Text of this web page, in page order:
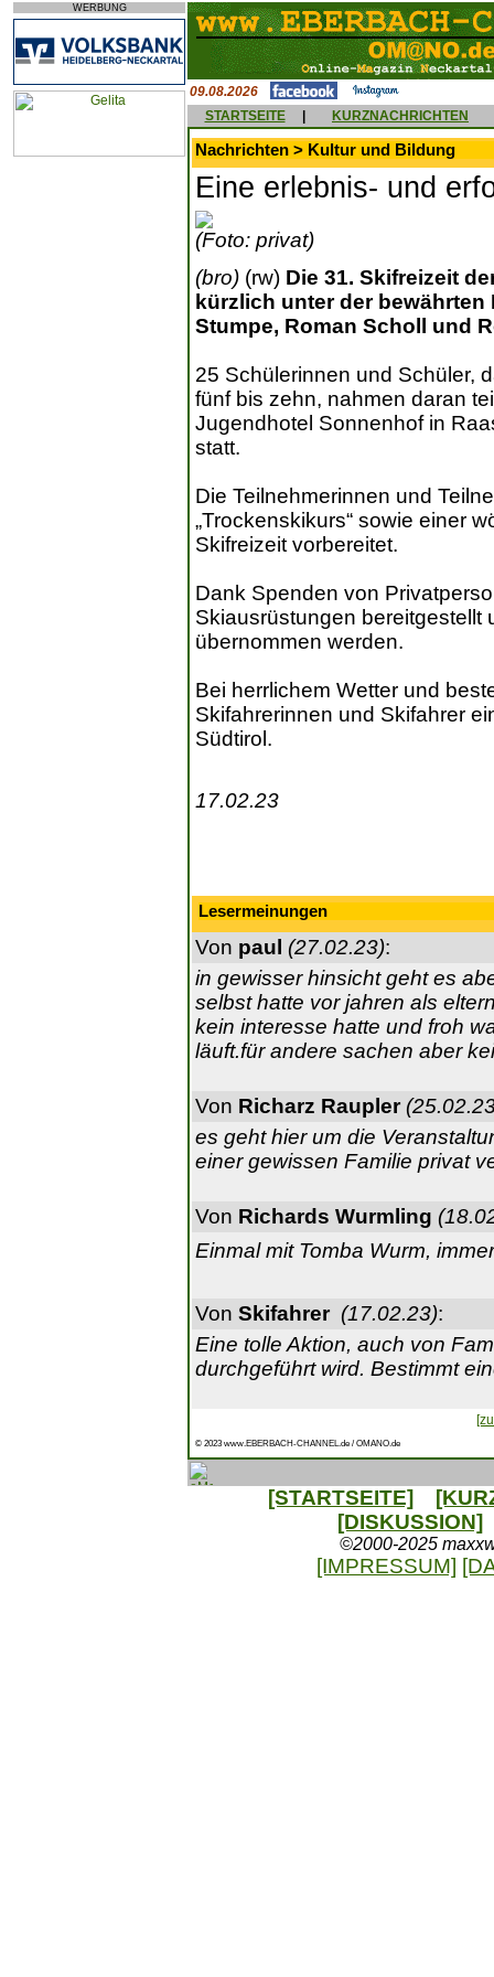
WERBUNG
09.08.2026
STARTSEITE
KURZNACHRICHTEN
Nachrichten > Kultur und Bildung
Eine erlebnis- und
(Foto: privat)
(bro) (rw) Die 31. Skifreizeit
kürzlich unter der
Stumpe, Roman Scholl und
25 Schülerinnen und Schüler,
fünf bis zehn, nahmen daran
Jugendhotel Sonnenhof in
statt.
Die Teilnehmerinnen und
„Trockenskikurs“ sowie einer
Skifreizeit vorbereitet.
Dank Spenden von
Skiausrüstungen bereitgestellt
übernommen werden.
Bei herrlichem Wetter und
Skifahrerinnen und Skifahrer
Südtirol.
17.02.23
Lesermeinungen
Von paul (27.02.23):
in gewisser hinsicht geht es
selbst hatte vor jahren als
kein interesse hatte und froh
läuft.für andere sachen aber
Von Richarz Raupler
es geht hier um die
einer gewissen Familie privat
Von Richards Wurmling
Einmal mit Tomba Wurm,
Von Skifahrer (17.02.23):
Eine tolle Aktion, auch von
durchgeführt wird. Bestimmt
© 2023 www.EBERBACH-CHANNEL.de / OMANO.de
[STARTSEITE]
[DISKUSSION]
©2000-2025
[IMPRESSUM]